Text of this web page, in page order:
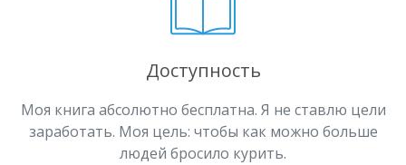
Доступность
Моя книга абсолютно бесплатна. Я не ставлю цели
заработать. Моя цель: чтобы как можно больше
людей бросило курить.